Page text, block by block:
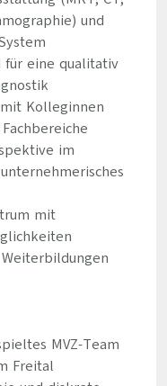
und
für eine qualitativ
Kolleginnen
im
mit
MVZ-Team
Freital